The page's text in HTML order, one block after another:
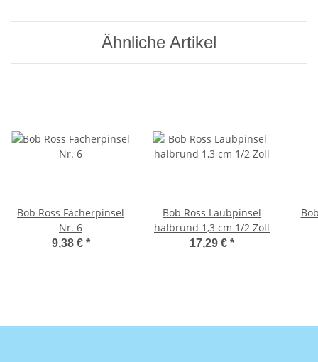
Ähnliche Artikel
Bob Ross Fächerpinsel
Nr. 6
9,38 € *
Bob Ross Laubpinsel
halbrund 1,3 cm 1/2 Zoll
17,29 € *